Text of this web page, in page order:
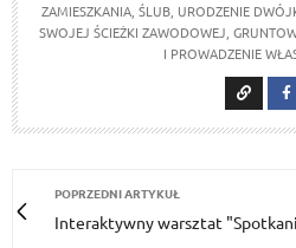
ZAMIESZKANIA, ŚLUB, URODZENIE
SWOJEJ ŚCIEŻKI ZAWODOWEJ,
I PROWADZENIE
POPRZEDNI ARTYKUŁ
Interaktywny warsztat